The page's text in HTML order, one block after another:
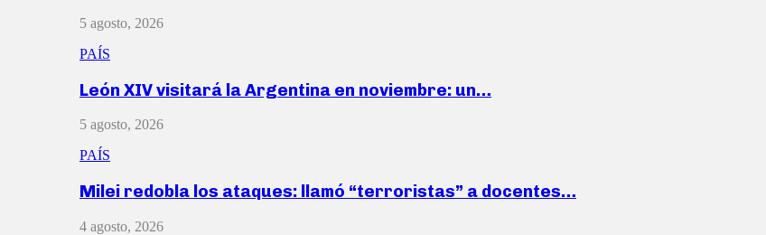
5 agosto, 2026
PAÍS
León XIV visitará la Argentina en noviembre: un…
5 agosto, 2026
PAÍS
Milei redobla los ataques: llamó “terroristas” a docentes…
4 agosto, 2026